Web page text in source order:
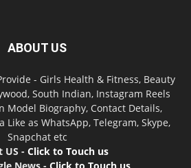
ABOUT US
- Girls Health & Fitness, Beauty
South Indian, Instagram Reels
Model Biography, Contact Details,
Like as WhatsApp, Telegram, Skype,
Snapchat etc
US - Click to Touch us
News - Click to Touch us